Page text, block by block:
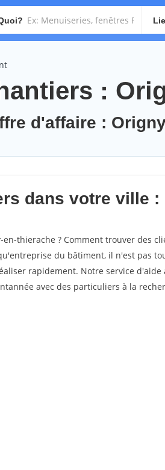
:
d'affaire :
dans votre ville :
thierache ? Comment trouver des
du bâtiment, il n'est pas
rapidement. Notre service d'aide
avec des particuliers à la